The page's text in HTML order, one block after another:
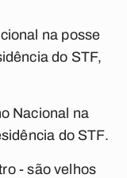
na posse
do STF,
Nacional na
do STF.
- são velhos